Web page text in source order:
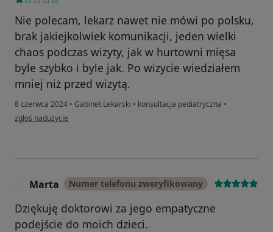
Nie polecam, lekarz nawet nie mówi po polsku,
brak jakiejkolwiek komunikacji, jeden wielki
chaos podczas wizyty, jak w hurtowni mięsa
byle szybko i byle jak. Po wizycie wiedziałem
mniej niż przed wizytą.
8 czerwca 2024 • Gabinet Lekarski • konsultacja pediatryczna •
w opinii użytkownika PacjentX
zgłoś nadużycie
Marta Numer telefonu zweryfikowany
Dziękuję doktorowi za jego empatyczne
podejście do moich dzieci.